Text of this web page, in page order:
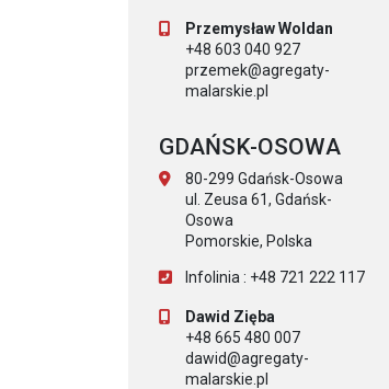
Przemysław Woldan
+48 603 040 927
przemek@agregaty-
malarskie.pl
GDAŃSK-OSOWA
80-299 Gdańsk-Osowa
ul. Zeusa 61, Gdańsk-
Osowa
Pomorskie, Polska
Infolinia : +48 721 222 117
Dawid Zięba
+48 665 480 007
dawid@agregaty-
malarskie.pl